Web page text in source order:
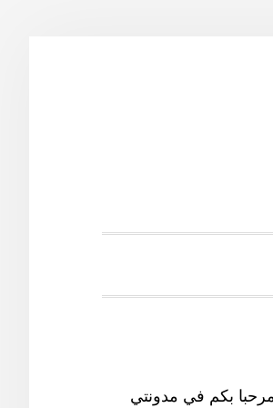
بكم في مدونتي